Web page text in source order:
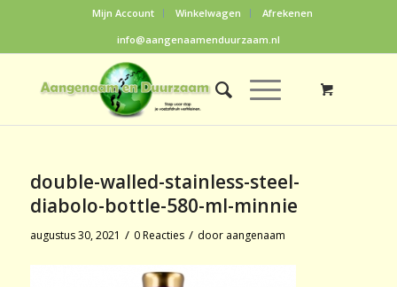
Mijn Account Winkelwagen
Afrekenen
info@aangenaamenduurzaam.nl
double-walled-stainless-steel-
diabolo-bottle-580-ml-minnie
augustus 30, 2021 / 0 Reacties / door aangenaam